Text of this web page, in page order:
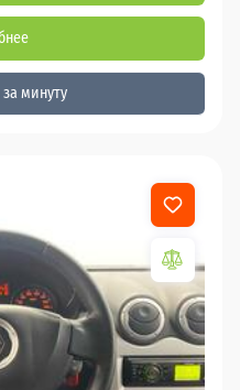
минуту